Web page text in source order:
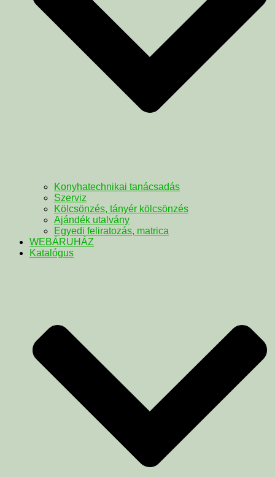
Konyhatechnikai tanácsadás
Szerviz
Kölcsönzés, tányér kölcsönzés
Ajándék utalvány
Egyedi feliratozás, matrica
WEBÁRUHÁZ
Katalógus